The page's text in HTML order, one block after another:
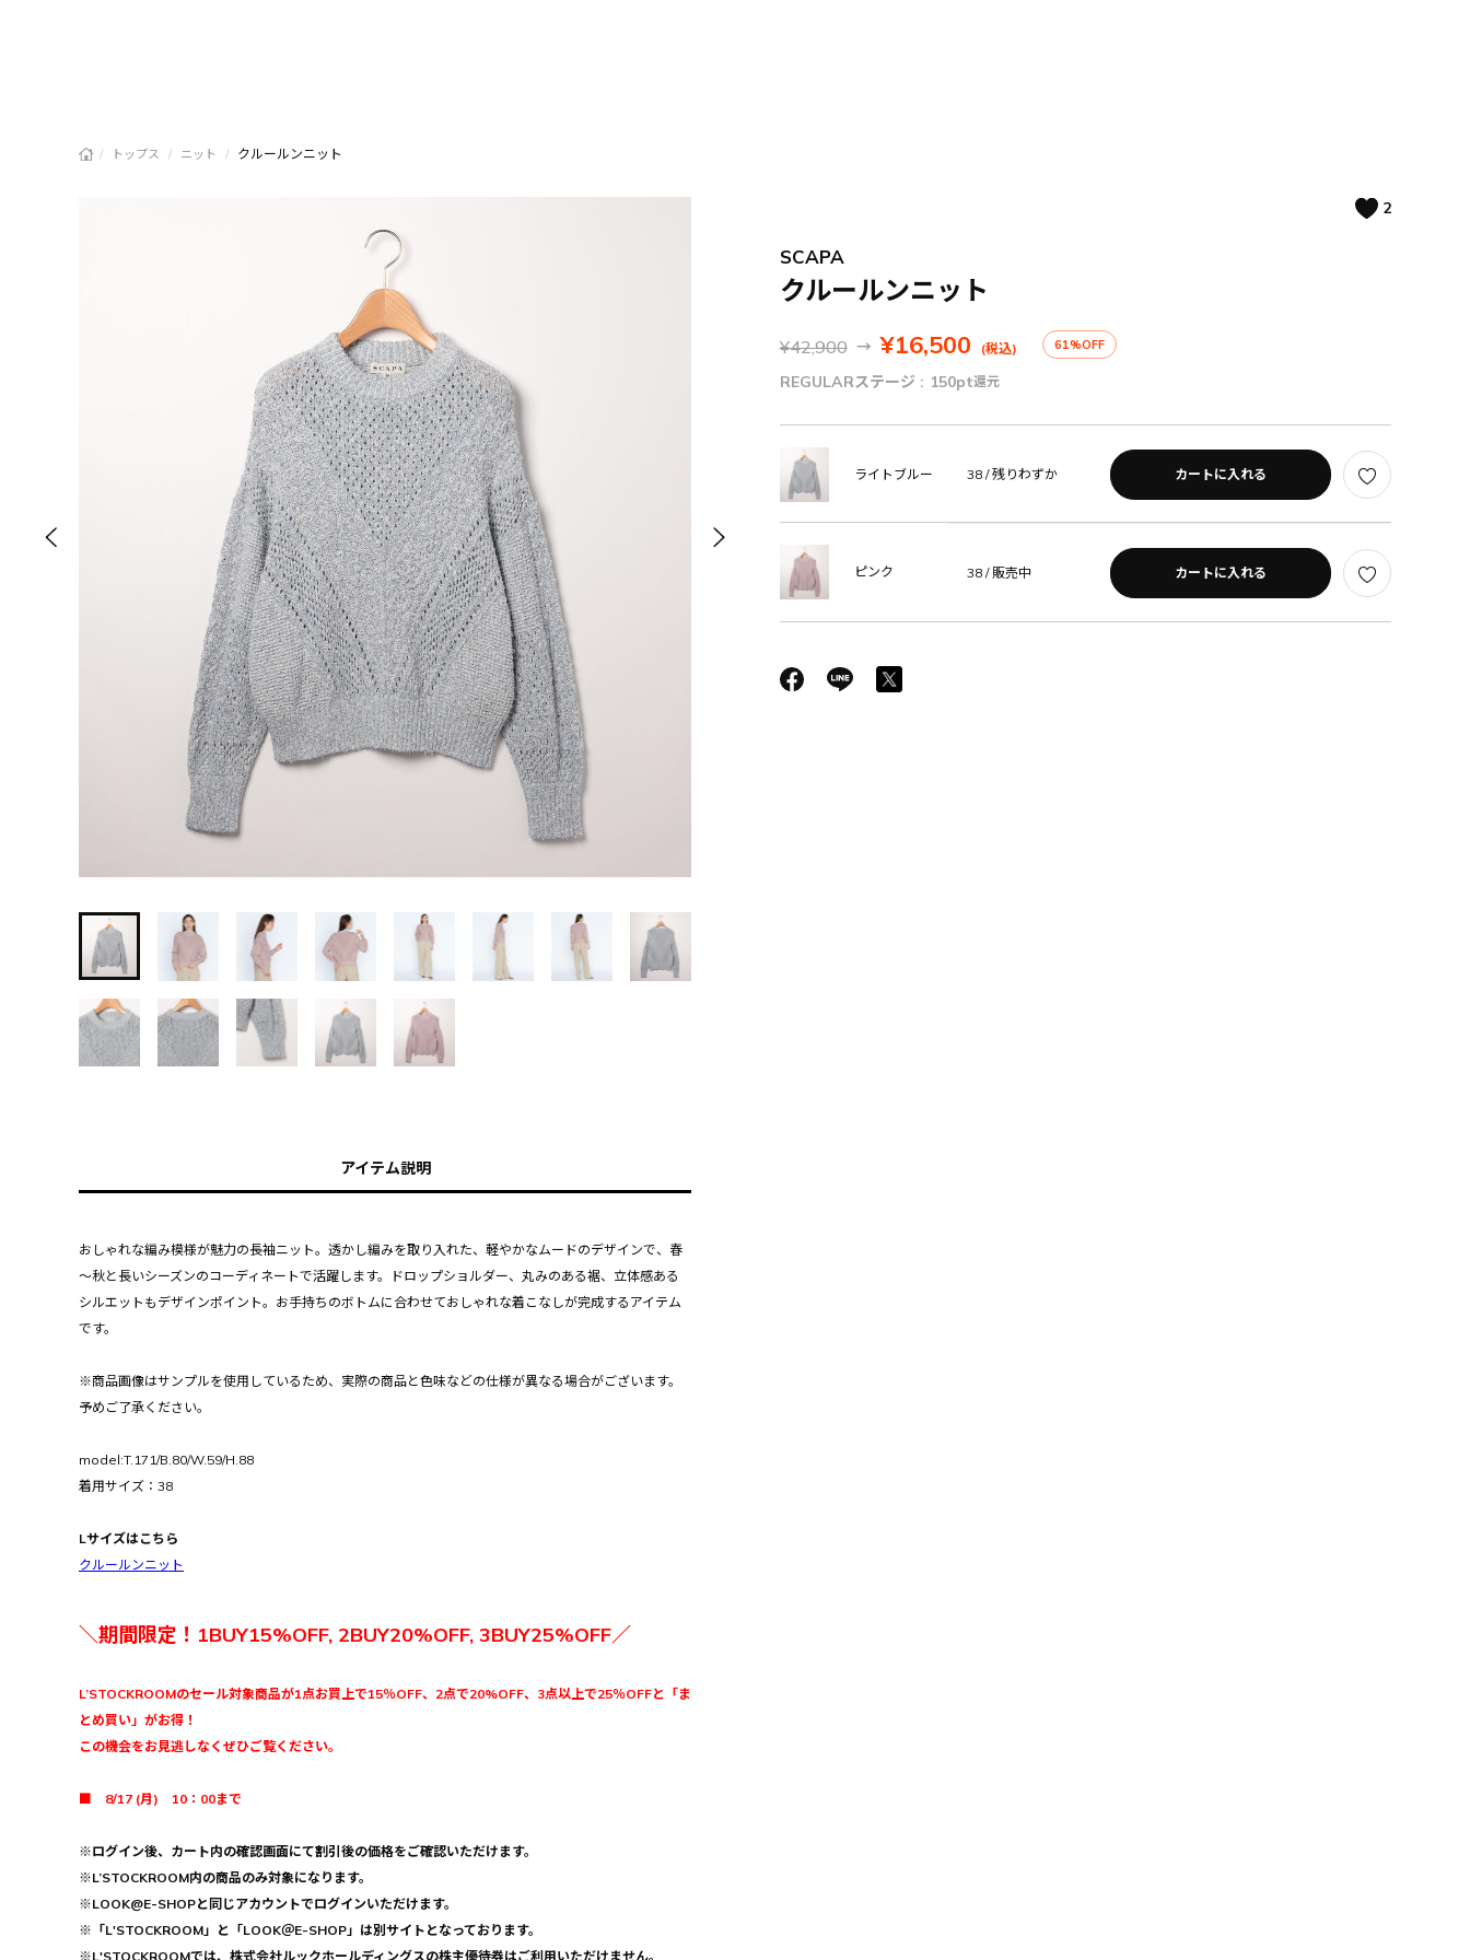
/ トップス / ニット / クルールンニット
アイテム説明
おしゃれな編み模様が魅力の長袖ニット。透かし編みを取り入れた、軽やかなムードのデザインで、春
～秋と長いシーズンのコーディネートで活躍します。ドロップショルダー、丸みのある裾、立体感ある
シルエットもデザインポイント。お手持ちのボトムに合わせておしゃれな着こなしが完成するアイテム
です。
※商品画像はサンプルを使用しているため、実際の商品と色味などの仕様が異なる場合がございます。
予めご了承ください。
model:T.171/B.80/W.59/H.88
着用サイズ：38
Lサイズはこちら
クルールンニット
＼期間限定！1BUY15%OFF, 2BUY20%OFF, 3BUY25%OFF／
L’STOCKROOMのセール対象商品が1点お買上で15％OFF、2点で20%OFF、3点以上で25％OFFと「ま
とめ買い」がお得！
この機会をお見逃しなくぜひご覧ください。
■ 8/17 (月) 10：00まで
※ログイン後、カート内の確認画面にて割引後の価格をご確認いただけます。
※L’STOCKROOM内の商品のみ対象になります。
※LOOK@E-SHOPと同じアカウントでログインいただけます。
※「L'STOCKROOM」と「LOOK＠E-SHOP」は別サイトとなっております。
※L'STOCKROOMでは、株式会社ルックホールディングスの株主優待券はご利用いただけません。
2
SCAPA
クルールンニット
¥42,900 → ¥16,500 (税込) 61%OFF
REGULARステージ : 150pt還元
ライトブルー 38 /残りわずか カートに入れる
ピンク 38 / 販売中 カートに入れる